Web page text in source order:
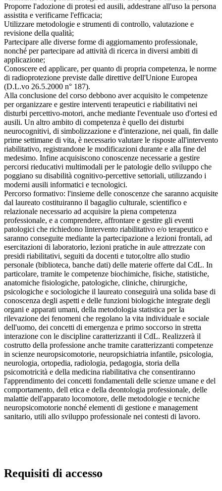
Proporre l'adozione di protesi ed ausili, addestrane all'uso la persona
assistita e verificarne l'efficacia;
Utilizzare metodologie e strumenti di controllo, valutazione e
revisione della qualità;
Partecipare alle diverse forme di aggiornamento professionale,
nonché per partecipare ad attività di ricerca in diversi ambiti di
applicazione;
Conoscere ed applicare, per quanto di propria competenza, le norme
di radioprotezione previste dalle direttive dell'Unione Europea
(D.L.vo 26.5.2000 n° 187).
Alla conclusione del corso debbono aver acquisito le competenze
per organizzare e gestire interventi terapeutici e riabilitativi nei
disturbi percettivo-motori, anche mediante l'eventuale uso d'ortesi ed
ausili. Un altro ambito di competenza è quello dei disturbi
neurocognitivi, di simbolizzazione e d'interazione, nei quali, fin dalle
prime settimane di vita, è necessario valutare le risposte all'intervento
riabilitativo, registrandone le modificazioni durante e alla fine del
medesimo. Infine acquisiscono conoscenze necessarie a gestire
percorsi rieducativi multimodali per le patologie dello sviluppo che
poggiano su disabilità cognitivo-percettive settoriali, utilizzando i
moderni ausili informatici e tecnologici.
Percorso formativo: l'insieme delle conoscenze che saranno acquisite
dal laureato costituiranno il bagaglio culturale, scientifico e
relazionale necessario ad acquisire la piena competenza
professionale, e a comprendere, affrontare e gestire gli eventi
patologici che richiedono lintervento riabilitativo e/o terapeutico e
saranno conseguite mediante la partecipazione a lezioni frontali, ad
esercitazioni di laboratorio, lezioni pratiche in aule attrezzate con
presidi riabilitativi, seguiti da docenti e tutor,oltre allo studio
personale (biblioteca, banche dati) delle materie offerte dal CdL. In
particolare, tramite le competenze biochimiche, fisiche, statistiche,
anatomiche fisiologiche, patologiche, cliniche, chirurgiche,
psicologiche e sociologiche il laureato conseguirà una solida base di
conoscenza degli aspetti e delle funzioni biologiche integrate degli
organi e apparati umani, della metodologia statistica per la
rilevazione dei fenomeni che regolano la vita individuale e sociale
dell'uomo, dei concetti di emergenza e primo soccorso in stretta
interazione con le discipline caratterizzanti il CdL. Realizzerà il
costrutto della professione anche tramite caratterizzanti competenze
in scienze neuropsicomotorie, neuropsichiatria infantile, psicologia,
neurologia, ortopedia, radiologia, pedagogia, storia della
psicomotricità e della medicina riabilitativa che consentiranno
l'apprendimento dei concetti fondamentali delle scienze umane e del
comportamento, dell etica e della deontologia professionale, delle
malattie dell'apparato locomotore, delle metodologie e tecniche
neuropsicomotorie nonché elementi di gestione e management
sanitario, utili allo sviluppo professionale nei contesti di lavoro.
Requisiti di accesso